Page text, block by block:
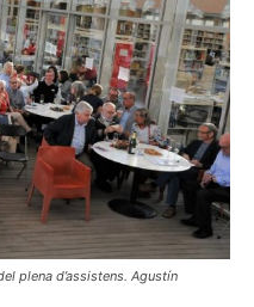
plena d’assistens. Agustín